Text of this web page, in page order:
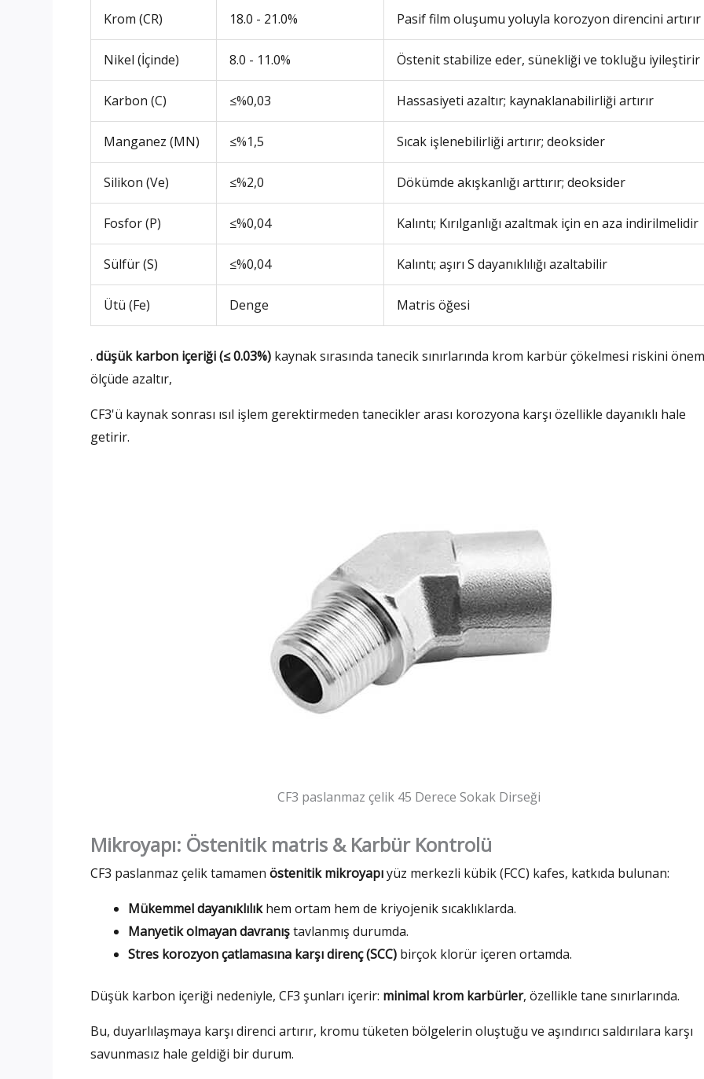
Krom (CR) 18.0 - 21.0% Pasif film oluşumu yoluyla korozyon direncini artırır
Nikel (İçinde) 8.0 - 11.0% Östenit stabilize eder, sünekliği ve tokluğu iyileştirir
Karbon (C) ≤%0,03 Hassasiyeti azaltır; kaynaklanabilirliği artırır
Manganez (MN) ≤%1,5 Sıcak işlenebilirliği artırır; deoksider
Silikon (Ve) ≤%2,0 Dökümde akışkanlığı arttırır; deoksider
Fosfor (P) ≤%0,04 Kalıntı; Kırılganlığı azaltmak için en aza indirilmelidir
Sülfür (S) ≤%0,04 Kalıntı; aşırı S dayanıklılığı azaltabilir
Ütü (Fe) Denge Matris öğesi
. düşük karbon içeriği (≤ 0.03%) kaynak sırasında tanecik sınırlarında krom karbür çökelmesi riskini
ölçüde azaltır,
CF3'ü kaynak sonrası ısıl işlem gerektirmeden tanecikler arası korozyona karşı özellikle dayanıklı hale
getirir.
CF3 paslanmaz çelik 45 Derece Sokak Dirseği
Mikroyapı: Östenitik matris & Karbür Kontrolü
CF3 paslanmaz çelik tamamen östenitik mikroyapıyüz merkezli kübik (FCC) kafes, katkıda bulunan:
Mükemmel dayanıklılıkhem ortam hem de kriyojenik sıcaklıklarda.
Manyetik olmayan davranıştavlanmış durumda.
Stres korozyon çatlamasına karşı direnç (SCC) birçok klorür içeren ortamda.
Düşük karbon içeriği nedeniyle, CF3 şunları içerir: minimal krom karbürler, özellikle tane sınırlarında.
Bu, duyarlılaşmaya karşı direnci artırır, kromu tüketen bölgelerin oluştuğu ve aşındırıcı saldırılara karşı
savunmasız hale geldiği bir durum.